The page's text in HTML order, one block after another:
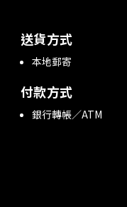
送貨方式
本地郵寄
付款方式
銀行轉帳／ATM